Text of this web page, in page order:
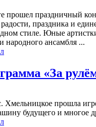
прошел праздничный
праздника и
стиле. Юные
ансамбля ...
«За
Хмельницкое прошла
будущего и многое